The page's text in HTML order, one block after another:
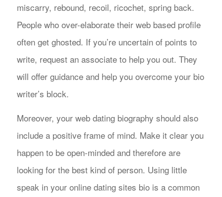
miscarry, rebound, recoil, ricochet, spring back.
People who over-elaborate their web based profile
often get ghosted. If you’re uncertain of points to
write, request an associate to help you out. They
will offer guidance and help you overcome your bio
writer’s block.
Moreover, your web dating biography should also
include a positive frame of mind. Make it clear you
happen to be open-minded and therefore are
looking for the best kind of person. Using little
speak in your online dating sites bio is a common